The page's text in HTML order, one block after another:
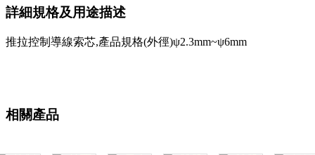
詳細規格及用途描述
推拉控制導線索芯,產品規格(外徑)ψ2.3mm~ψ6mm
相關產品